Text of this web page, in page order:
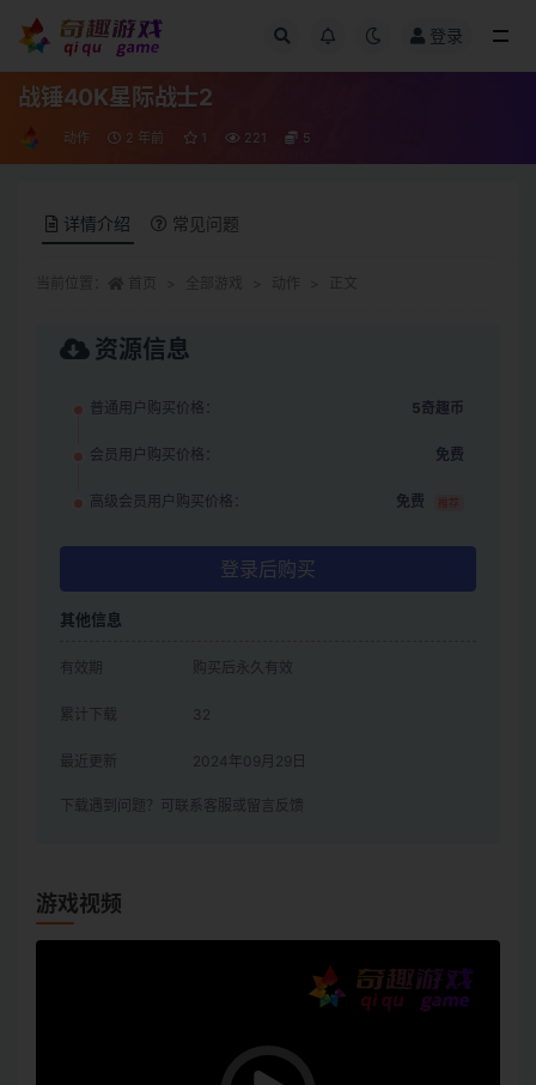
登录
战锤40K星际战士2
动作 2 年前 1 221 5
详情介绍 常见问题
资源信息
普通用户购买价格： 5奇趣币
会员用户购买价格： 免费
高级会员用户购买价格： 免费 推荐
登录后购买
其他信息
有效期 购买后永久有效
累计下载 32
最近更新 2024年09月29日
下载遇到问题？可联系客服或留言反馈
游戏视频